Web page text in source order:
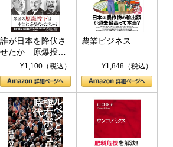
誰が日本を降伏さ
せたか 原爆投
下、ソ連参戦、そ
して聖断 (PHP新
書)
¥1,100（税込）
農業ビジネス
¥1,848（税込）